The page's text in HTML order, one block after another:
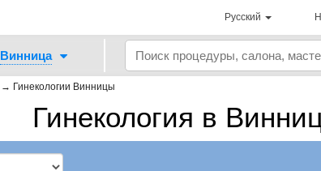
Русский
Винница
→ Гинекологии Винницы
Гинекология в